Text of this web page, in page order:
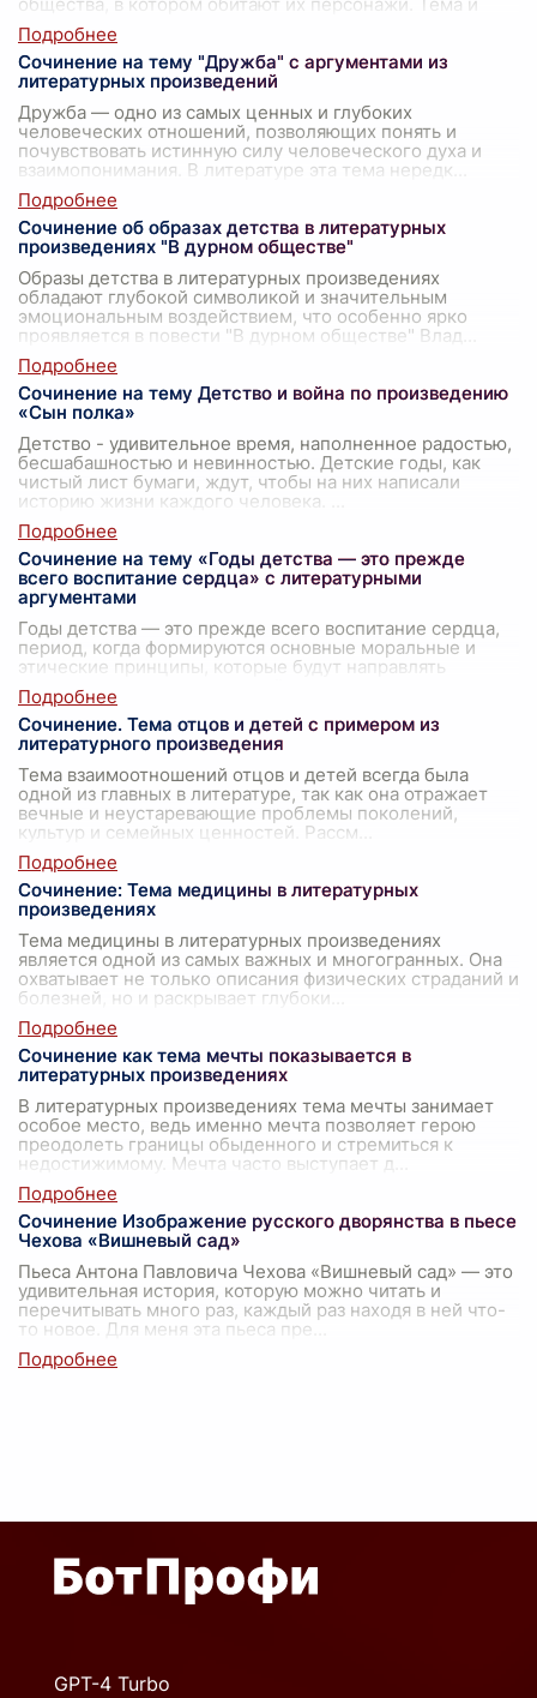
тема
Сочинение на тему "Дружба" с аргументами из
литературных произведений
Дружба — одно из самых ценных и глубоких
человеческих отношений, позволяющих понять и
почувствовать истинную силу человеческого духа и
взаимопонимания. В литературе эта тема нередк
Сочинение об образах детства в литературных
произведениях "В дурном обществе"
Образы детства в литературных произведениях
обладают глубокой символикой и значительным
эмоциональным воздействием, что особенно ярко
проявляется в повести "В дурном обществе" Влад
Сочинение на тему Детство и война по произведению
«Сын полка»
Детство - удивительное время, наполненное радостью,
бесшабашностью и невинностью. Детские годы, как
чистый лист бумаги, ждут, чтобы на них написали
историю жизни каждого человека.
Сочинение на тему «Годы детства — это прежде
всего воспитание сердца» с литературными
аргументами
Годы детства — это прежде всего воспитание сердца,
период, когда формируются основные моральные и
этические принципы, которые будут направлять
человека на протяжении всей его жизни
Сочинение. Тема отцов и детей с примером из
литературного произведения
Тема взаимоотношений отцов и детей всегда была
одной из главных в литературе, так как она отражает
вечные и неустаревающие проблемы поколений,
культур и семейных ценностей. Рассм
Сочинение: Тема медицины в литературных
произведениях
Тема медицины в литературных произведениях
является одной из самых важных и многогранных. Она
охватывает не только описания физических страданий и
болезней, но и раскрывает глубоки
Сочинение как тема мечты показывается в
литературных произведениях
В литературных произведениях тема мечты занимает
особое место, ведь именно мечта позволяет герою
преодолеть границы обыденного и стремиться к
недостижимому. Мечта часто выступает д
Сочинение Изображение русского дворянства в пьесе
Чехова «Вишневый сад»
Пьеса Антона Павловича Чехова «Вишневый сад» — это
удивительная история, которую можно читать и
перечитывать много раз, каждый раз находя в ней что-
то новое. Для меня эта пьеса пре
GPT-4 Turbo